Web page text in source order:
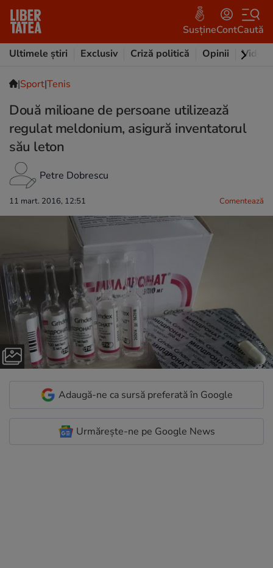
SusțineContCaută
Ultimele știri
Exclusiv Criză politică Opinii Video
|Sport|Tenis
Două milioane de persoane utilizează
regulat meldonium, asigură inventatorul
său leton
Petre Dobrescu
11 mart. 2016, 12:51 Comentează
Adaugă-ne ca sursă preferată în Google
Urmărește-ne pe Google News